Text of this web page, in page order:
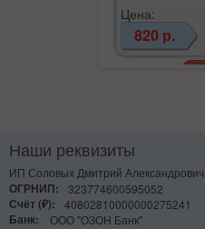
Цена:
820 р.
Наши реквизиты
ИП Соловых Дмитрий Александрович
ОГРНИП:
323774600595052
Счёт (₽):
40802810000000275241
Банк:
ООО "ОЗОН Банк"